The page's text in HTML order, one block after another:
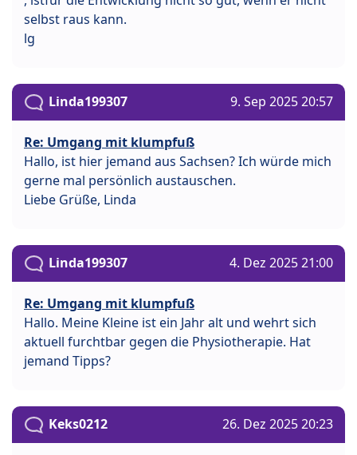
selbst raus kann.
lg
Linda199307 9. Sep 2025 20:57
Re: Umgang mit klumpfuß
Hallo, ist hier jemand aus Sachsen? Ich würde mich
gerne mal persönlich austauschen.
Liebe Grüße, Linda
Linda199307 4. Dez 2025 21:00
Re: Umgang mit klumpfuß
Hallo. Meine Kleine ist ein Jahr alt und wehrt sich
aktuell furchtbar gegen die Physiotherapie. Hat
jemand Tipps?
Keks0212 26. Dez 2025 20:23